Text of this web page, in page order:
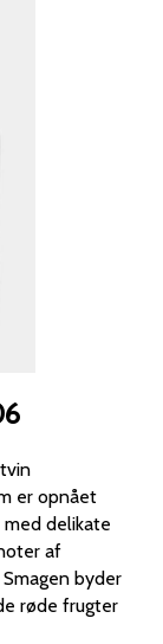
er opnået
af
røde frugter